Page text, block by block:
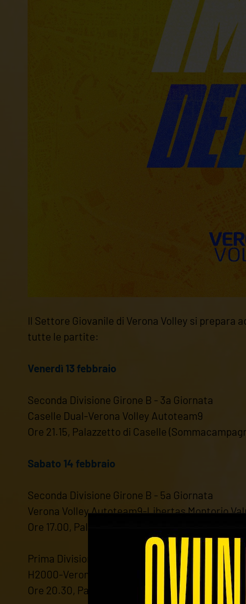
Il Settore Giovanile di Verona Volley si
tutte le partite:
Venerdì 13 febbraio
Seconda Divisione Girone B - 3a Giornata
Caselle Dual-Verona Volley Autoteam9
Ore 21.15, Palazzetto di Caselle
Sabato 14 febbraio
Seconda Divisione Girone B - 5a Giornata
Verona Volley Autoteam9-Libertas Montorio
Ore 17.00, Palazzetto Comunale Novaglie
Prima Divisione Girona A - 14a Giornata
H2000-Verona Volley Autoteam9
Ore 20.30, Palazzetto Le Grazie